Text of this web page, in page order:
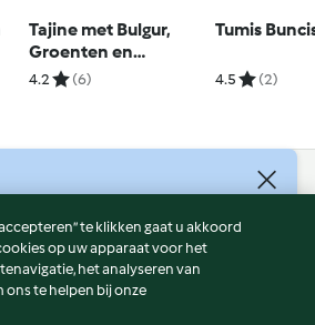
Tajine met Bulgur,
Groenten en
Kikkererwten
4.2 (6)
Tumis
4.5 (2)
te klikken gaat u akkoord
op uw apparaat voor het
het analyseren van
te helpen bij onze